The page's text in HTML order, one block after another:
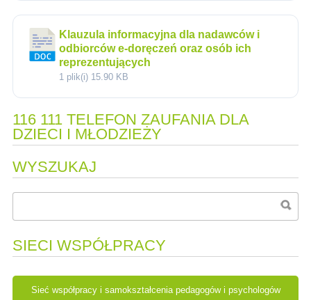
Klauzula informacyjna dla nadawców i
odbiorców e-doręczeń oraz osób ich
reprezentujących
1 plik(i) 15.90 KB
116 111 TELEFON ZAUFANIA DLA
DZIECI I MŁODZIEŻY
WYSZUKAJ
SIECI WSPÓŁPRACY
Sieć współpracy i samokształcenia pedagogów i psychologów